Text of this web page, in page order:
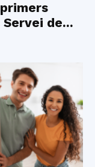
de...